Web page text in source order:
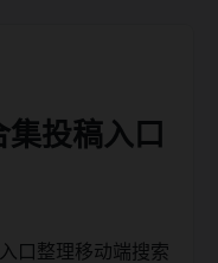
投稿入口
口整理移动端搜索